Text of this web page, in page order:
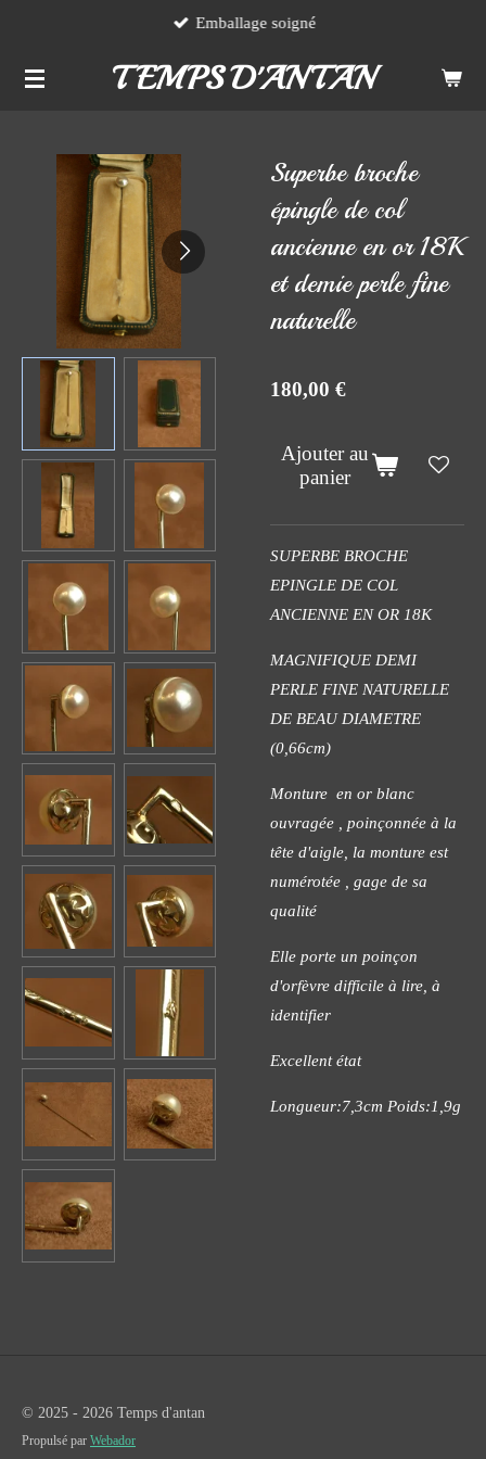
contenu
TEMPS D'ANTAN
Emballage soigné
Superbe broche
épingle de col
ancienne en or 18K
et demie perle fine
naturelle
180,00 €
Ajouter au
panier
SUPERBE BROCHE
EPINGLE DE COL
ANCIENNE EN OR 18K
MAGNIFIQUE DEMI
PERLE FINE NATURELLE
DE BEAU DIAMETRE
(0,66cm)
Monture en or blanc
ouvragée , poinçonnée à la
tête d'aigle, la monture est
numérotée , gage de sa
qualité
Elle porte un poinçon
d'orfèvre difficile à lire, à
identifier
Excellent état
Longueur:7,3cm Poids:1,9g
© 2025 - 2026 Temps d'antan
Propulsé par Webador